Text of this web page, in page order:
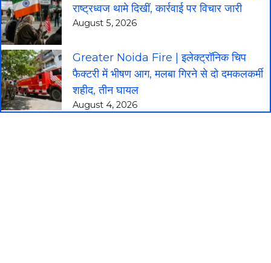
राष्ट्रध्वज थामे दिखीं, कार्रवाई पर विचार जारी
August 5, 2026
Greater Noida Fire | इलेक्ट्रॉनिक चिप
फैक्टरी में भीषण आग, मलबा गिरने से दो दमकलकर्मी
शहीद, तीन घायल
August 4, 2026